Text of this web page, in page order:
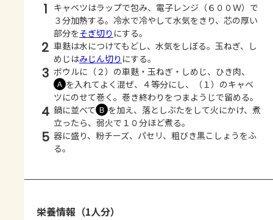
1 キャベツはラップで包み、電子レンジ（６００Ｗ）で
３分加熱する。冷水で冷やして水気をきり、芯の厚い
部分をそぎ切り にする。
2 車麩は水につけてもどし、水気をしぼる。玉ねぎ、し
めじはみじん切り にする。
3 ボウルに（２）の車麩・玉ねぎ・しめじ、ひき肉、
Ａ を入れてよく混ぜ、４等分にし、（１）のキャベ
ツにのせて巻く。巻き終わりをつまようじで留める。
4 鍋に並べて Ｂ を加え、落としぶたをして火にかけ、煮
立ったら、弱火で１０分ほど煮る。
5 器に盛り、粉チーズ、パセリ、粗びき黒こしょうをふ
る。
栄養情報（1人分）